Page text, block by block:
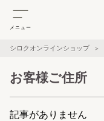
シロクオンラインショップ ＞
お客様ご住所
記事がありません